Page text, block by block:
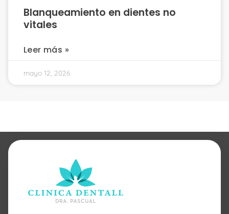
Blanqueamiento en dientes no
vitales
Leer más »
mayo 12, 2026